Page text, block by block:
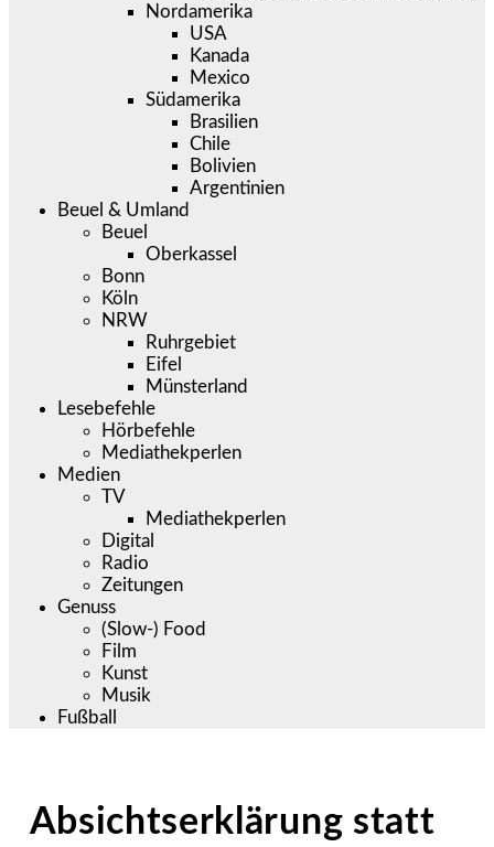
Nordamerika
USA
Kanada
Mexico
Südamerika
Brasilien
Chile
Bolivien
Argentinien
Beuel & Umland
Beuel
Oberkassel
Bonn
Köln
NRW
Ruhrgebiet
Eifel
Münsterland
Lesebefehle
Hörbefehle
Mediathekperlen
Medien
TV
Mediathekperlen
Digital
Radio
Zeitungen
Genuss
(Slow-) Food
Film
Kunst
Musik
Fußball
Absichtserklärung statt